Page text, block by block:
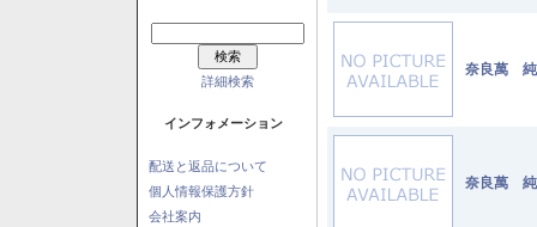
詳細検索
インフォメーション
配送と返品について
個人情報保護方針
会社案内
奈良萬
奈良萬